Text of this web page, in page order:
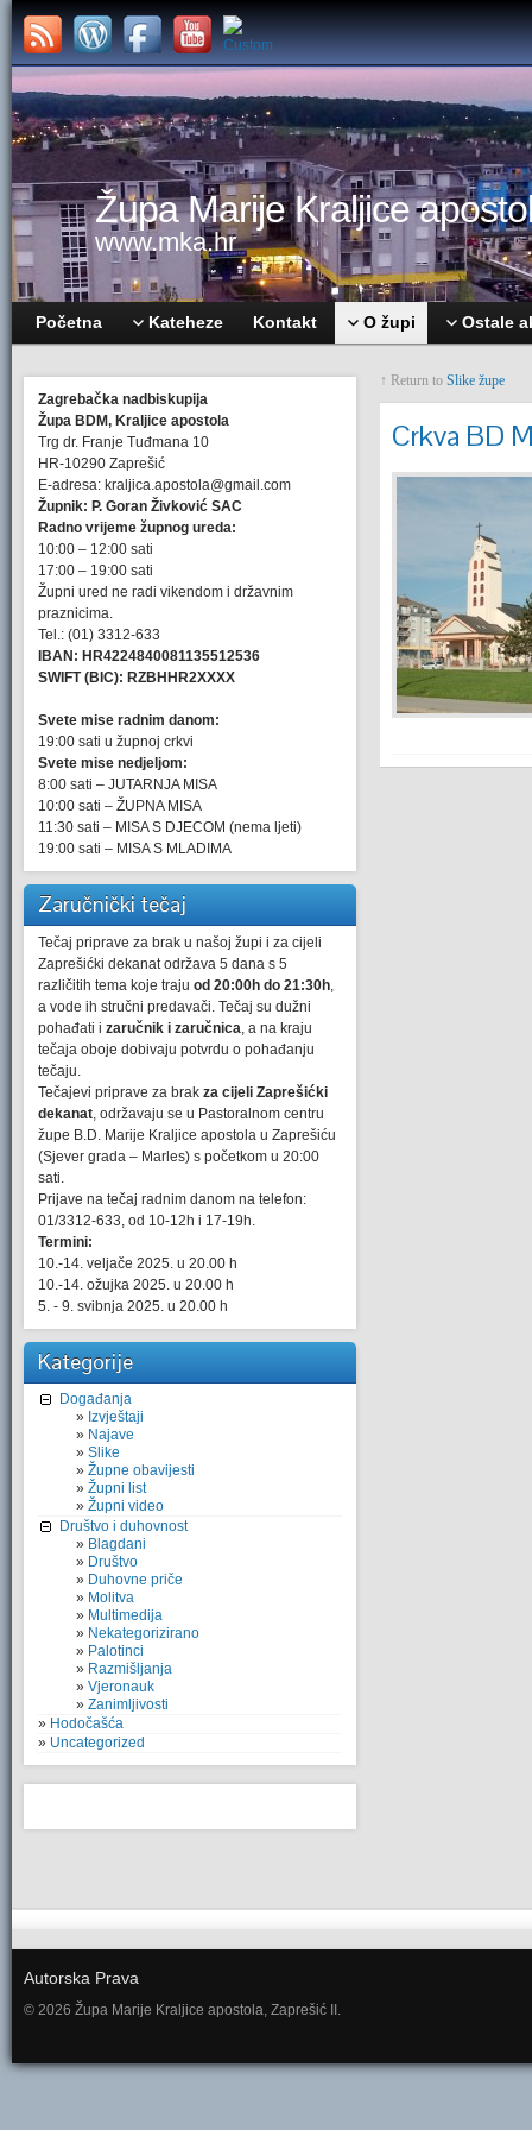
Župa Marije Kraljice
www.mka.hr
Početna Kateheze Kontakt O župi Ostale
Zagrebačka nadbiskupija
Župa BDM, Kraljice apostola
Trg dr. Franje Tuđmana 10
HR-10290 Zaprešić
E-adresa: kraljica.apostola@gmail.com
Župnik: P. Goran Živković SAC
Radno vrijeme župnog ureda:
10:00 – 12:00 sati
17:00 – 19:00 sati
Župni ured ne radi vikendom i državnim
praznicima.
Tel.: (01) 3312-633
IBAN: HR4224840081135512536
SWIFT (BIC): RZBHHR2XXXX
Svete mise radnim danom:
19:00 sati u župnoj crkvi
Svete mise nedjeljom:
8:00 sati – JUTARNJA MISA
10:00 sati – ŽUPNA MISA
11:30 sati – MISA S DJECOM (nema ljeti)
19:00 sati – MISA S MLADIMA
Zaručnički tečaj
Tečaj priprave za brak u našoj župi i za cijeli
Zaprešićki dekanat održava 5 dana s 5
različitih tema koje traju od 20:00h do 21:30h,
a vode ih stručni predavači. Tečaj su dužni
pohađati i zaručnik i zaručnica, a na kraju
tečaja oboje dobivaju potvrdu o pohađanju
tečaju.
Tečajevi priprave za brak za cijeli Zaprešićki
dekanat, održavaju se u Pastoralnom centru
župe B.D. Marije Kraljice apostola u Zaprešiću
(Sjever grada – Marles) s početkom u 20:00
sati.
Prijave na tečaj radnim danom na telefon:
01/3312-633, od 10-12h i 17-19h.
Termini:
10.-14. veljače 2025. u 20.00 h
10.-14. ožujka 2025. u 20.00 h
5. - 9. svibnja 2025. u 20.00 h
Kategorije
Događanja
Izvještaji
Najave
Slike
Župne obavijesti
Župni list
Župni video
Društvo i duhovnost
Blagdani
Društvo
Duhovne priče
Molitva
Multimedija
Nekategorizirano
Palotinci
Razmišljanja
Vjeronauk
Zanimljivosti
Hodočašća
Uncategorized
↑ Return to Slike župe
Crkva BD
Autorska Prava
© 2026 Župa Marije Kraljice apostola, Zaprešić II.